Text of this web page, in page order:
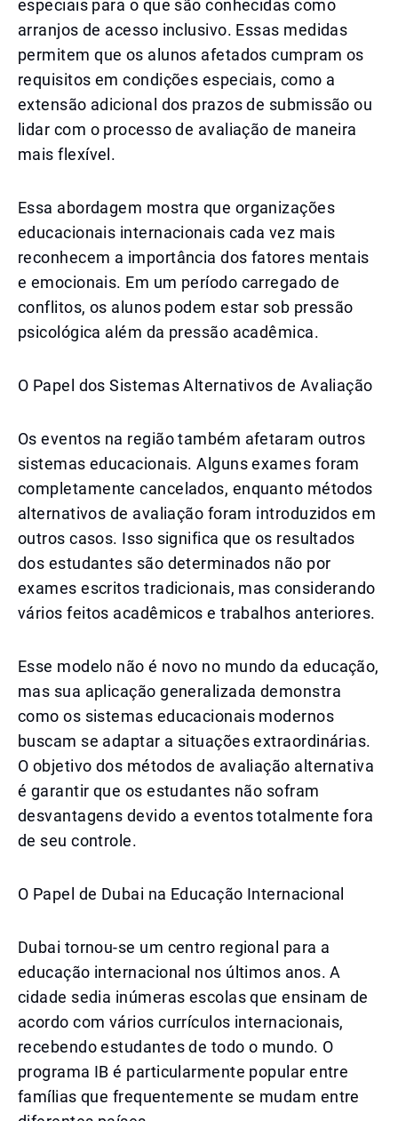
especiais para o que são conhecidas como
arranjos de acesso inclusivo. Essas medidas
permitem que os alunos afetados cumpram os
requisitos em condições especiais, como a
extensão adicional dos prazos de submissão ou
lidar com o processo de avaliação de maneira
mais flexível.
Essa abordagem mostra que organizações
educacionais internacionais cada vez mais
reconhecem a importância dos fatores mentais
e emocionais. Em um período carregado de
conflitos, os alunos podem estar sob pressão
psicológica além da pressão acadêmica.
O Papel dos Sistemas Alternativos de Avaliação
Os eventos na região também afetaram outros
sistemas educacionais. Alguns exames foram
completamente cancelados, enquanto métodos
alternativos de avaliação foram introduzidos em
outros casos. Isso significa que os resultados
dos estudantes são determinados não por
exames escritos tradicionais, mas considerando
vários feitos acadêmicos e trabalhos anteriores.
Esse modelo não é novo no mundo da educação,
mas sua aplicação generalizada demonstra
como os sistemas educacionais modernos
buscam se adaptar a situações extraordinárias.
O objetivo dos métodos de avaliação alternativa
é garantir que os estudantes não sofram
desvantagens devido a eventos totalmente fora
de seu controle.
O Papel de Dubai na Educação Internacional
Dubai tornou-se um centro regional para a
educação internacional nos últimos anos. A
cidade sedia inúmeras escolas que ensinam de
acordo com vários currículos internacionais,
recebendo estudantes de todo o mundo. O
programa IB é particularmente popular entre
famílias que frequentemente se mudam entre